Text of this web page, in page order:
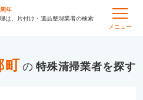
周年
は、片付け・遺品整理業者の検索
メニュー
町 の 特殊清掃